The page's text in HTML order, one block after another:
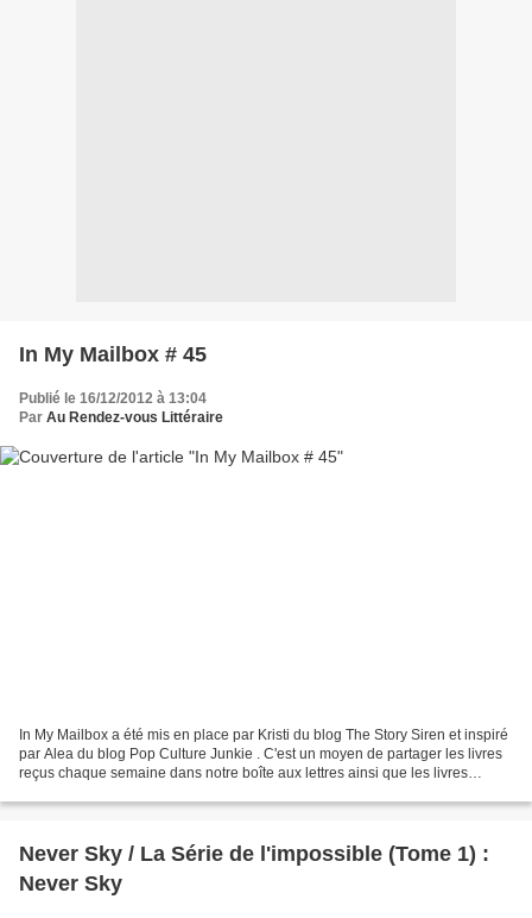
In My Mailbox # 45
Publié le 16/12/2012 à 13:04
Par Au Rendez-vous Littéraire
In My Mailbox a été mis en place par Kristi du blog The Story Siren et inspiré
par Alea du blog Pop Culture Junkie . C'est un moyen de partager les livres
reçus chaque semaine dans notre boîte aux lettres ainsi que les livres
Never Sky / La Série de l'impossible (Tome 1) :
Never Sky